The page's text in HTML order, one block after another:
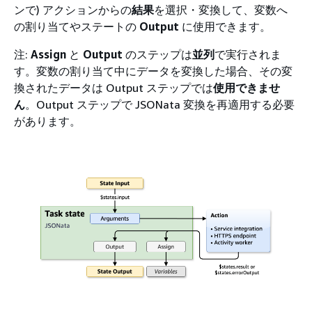
ンで) アクションからの結果を選択・変換して、変数へ
の割り当てやステートの Output に使用できます。
注: Assign と Output のステップは並列 で実行されま
す。変数の割り当て中にデータを変換した場合、その変
換されたデータは Output ステップでは使用できませ
ん。Output ステップで JSONata 変換を再適用する必要
があります。